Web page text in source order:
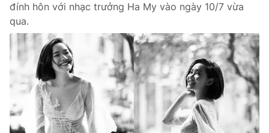
đính hôn với nhạc trưởng Ha My vào ngày 10/7 vừa
qua.